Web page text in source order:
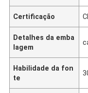
Certificação
Detalhes da emba
lagem
Habilidade da fon
te